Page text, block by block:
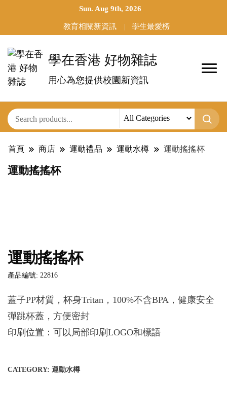
Sun. Aug 9th, 2026
教育相關新資訊 學生最愛榜
學在香港 好物雜誌
用心為您提供校園新資訊
首頁 商店 運動禮品 運動水樽 運動搖搖杯
運動搖搖杯
運動搖搖杯
產品編號: 22816
蓋子PP材質，杯身Tritan，100%不含BPA，健康安全
彈跳杯蓋，方便密封
印刷位置：可以局部印刷LOGO和標語
CATEGORY: 運動水樽